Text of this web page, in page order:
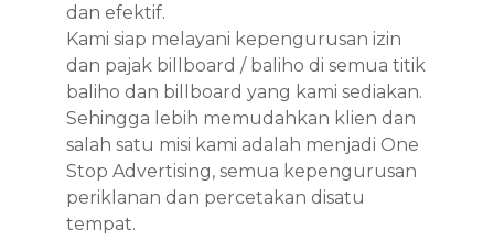
dan efektif.
Kami siap melayani kepengurusan izin
dan pajak billboard / baliho di semua titik
baliho dan billboard yang kami sediakan.
Sehingga lebih memudahkan klien dan
salah satu misi kami adalah menjadi One
Stop Advertising, semua kepengurusan
periklanan dan percetakan disatu
tempat.